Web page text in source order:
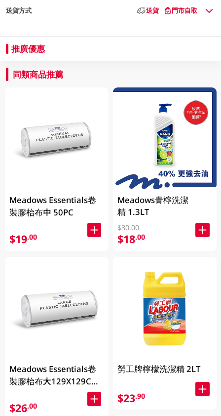
送貨方式 送貨 門市自取
推廣優惠
同類商品推薦
Meadows Essentials卷
裝膠枱布中 50PC
$19.00
Meadows Essentials卷
裝膠枱布大129X129CM
$26.00
Meadows青檸洗潔
精 1.3LT
$30.00
$18.00
勞工牌檸檬洗潔精 2LT
$23.90